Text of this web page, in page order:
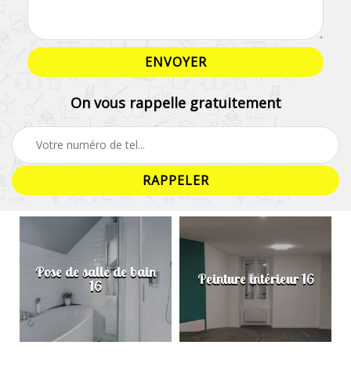
On vous rappelle gratuitement
Pose de salle de bain
16 Peinture intérieur 16